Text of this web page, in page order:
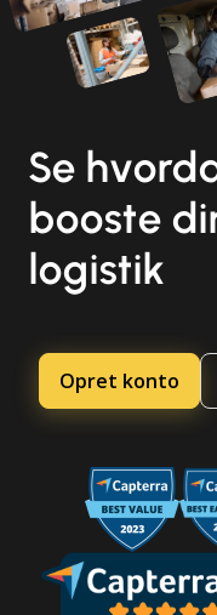
Se
booste
logistik
Opret konto